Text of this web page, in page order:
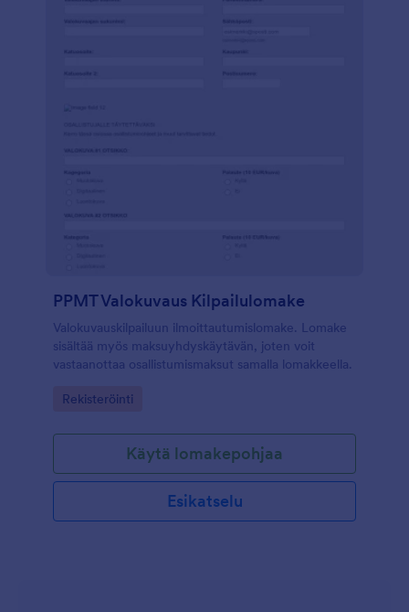
PPMT Valokuvaus Kilpailulomake
Valokuvauskilpailuun ilmoittautumislomake. Lomake
sisältää myös maksuyhdyskäytävän, joten voit
vastaanottaa osallistumismaksut samalla lomakkeella.
Go to Category:
Rekisteröinti
Käytä lomakepohjaa
Esikatselu